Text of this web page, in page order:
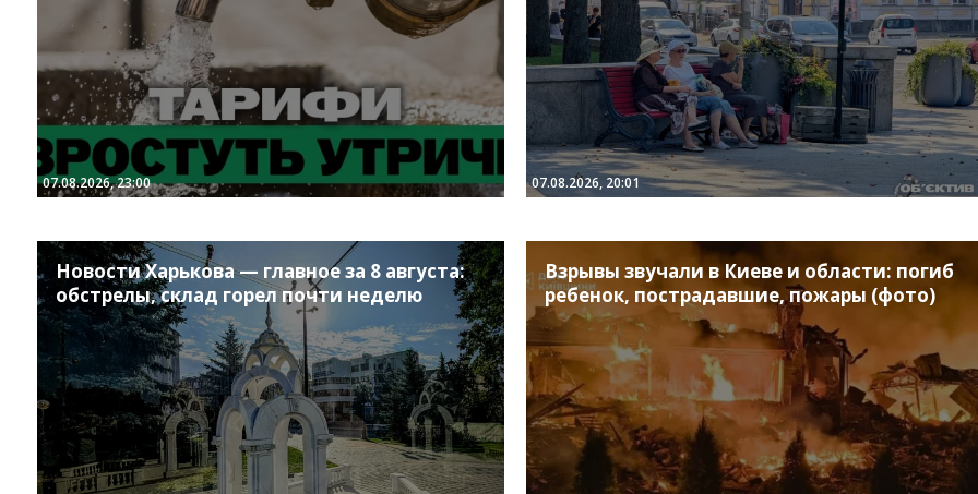
07.08.2026, 23:00 07.08.2026, 20:01
Новости Харькова — главное за 8 августа:
обстрелы, склад горел почти неделю
Взрывы звучали в Киеве и области: погиб
ребенок, пострадавшие, пожары (фото)
InstagramFacebook
TwitterYoutube